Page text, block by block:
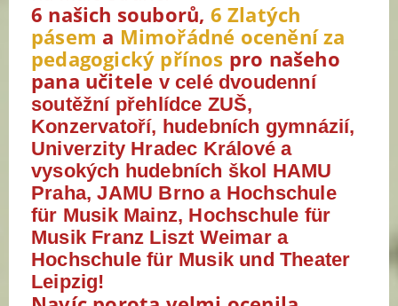
6 našich souborů, 6 Zlatých
pásem a Mimořádné ocenění za
pedagogický přínos pro našeho
pana učitele v celé dvoudenní
soutěžní přehlídce ZUŠ,
Konzervatoří, hudebních gymnázií,
Univerzity Hradec Králové a
vysokých hudebních škol HAMU
Praha, JAMU Brno a Hochschule
für Musik Mainz, Hochschule für
Musik Franz Liszt Weimar a
Hochschule für Musik und Theater
Leipzig!